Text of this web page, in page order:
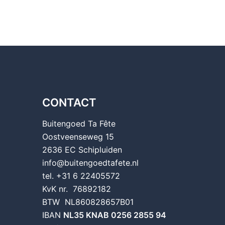
CONTACT
Buitengoed Ta Fête
Oostveenseweg 15
2636 EC Schipluiden
info@buitengoedtafete.nl
tel. +31 6 22405572
KvK nr. 76892182
BTW NL860828657B01
IBAN NL35 KNAB 0256 2855 94